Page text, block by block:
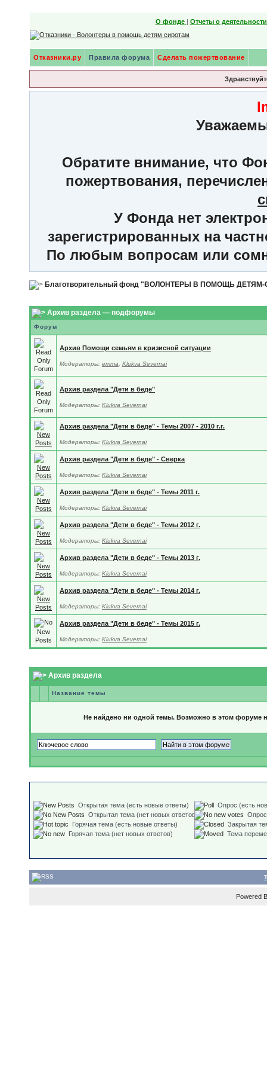
О фонде | Отчеты о
Отказники.ру Правила форума Сделать пожертвование
Обратите внимание, что
пожертвования,
У Фонда нет
зарегистрированных на
По любым вопросам или
Благотворительный фонд "ВОЛОНТЕРЫ В ПОМОЩЬ
Архив раздела — подфорумы
Форум
Архив Помощи семьям в кризисной ситуации
Модераторы: emma Klukva Severnai
Архив раздела "Дети в беде"
Модераторы: Klukva Severnai
Архив раздела "Дети в беде" - Темы 2007 - 2010 г.г.
Модераторы: Klukva Severnai
Архив раздела "Дети в беде" - Сверка
Модераторы: Klukva Severnai
Архив раздела "Дети в беде" - Темы 2011 г.
Модераторы: Klukva Severnai
Архив раздела "Дети в беде" - Темы 2012 г.
Модераторы: Klukva Severnai
Архив раздела "Дети в беде" - Темы 2013 г.
Модераторы: Klukva Severnai
Архив раздела "Дети в беде" - Темы 2014 г.
Модераторы: Klukva Severnai
Архив раздела "Дети в беде" - Темы 2015 г.
Модераторы: Klukva Severnai
Архив раздела
Название темы
Не найдено ни одной темы. Возможно в этом форуме
Открытая тема (есть новые ответы)
Открытая тема (нет новых ответов)
Горячая тема (есть новые ответы)
Горячая тема (нет новых ответов)
Опрос (есть
Опрос
Закрытая
Тема
Powered